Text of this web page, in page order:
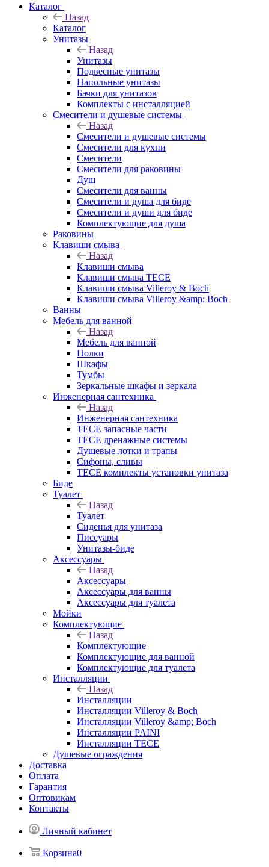
Каталог
Назад
Каталог
Унитазы
Назад
Унитазы
Подвесные унитазы
Напольные унитазы
Бачки для унитазов
Комплекты с инсталляцией
Смесители и душевые системы
Назад
Смесители и душевые системы
Смесители для кухни
Смесители
Смесители для раковины
Душ
Смесители для ванны
Смесители и душа для биде
Смесители и души для биде
Комплектующие для душа
Раковины
Клавиши смыва
Назад
Клавиши смыва
Клавиши смыва TECE
Клавиши смыва Villeroy & Boch
Клавиши смыва Villeroy &amp; Boch
Ванны
Мебель для ванной
Назад
Мебель для ванной
Полки
Шкафы
Тумбы
Зеркальные шкафы и зеркала
Инженерная сантехника
Назад
Инженерная сантехника
TECE запасные части
TECE дренажные системы
Душевые лотки и трапы
Сифоны, сливы
TECE комплекты установки унитаза
Биде
Туалет
Назад
Туалет
Сиденья для унитаза
Писсуары
Унитазы-биде
Аксессуары
Назад
Аксессуары
Аксессуары для ванны
Аксессуары для туалета
Мойки
Комплектующие
Назад
Комплектующие
Комплектующие для ванной
Комплектующие для туалета
Инсталляции
Назад
Инсталляции
Инсталляции Villeroy & Boch
Инсталляции Villeroy &amp; Boch
Инсталляции PAINI
Инсталляции TECE
Душевые ограждения
Доставка
Оплата
Гарантия
Оптовикам
Контакты
Личный кабинет
Корзина0